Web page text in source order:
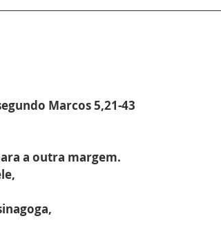
Marcos 5,21-43
a outra margem.